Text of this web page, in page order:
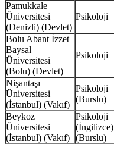
Pamukkale
Üniversitesi
(Denizli) (Devlet)
Psikoloji
Bolu Abant İzzet
Baysal
Üniversitesi
(Bolu) (Devlet)
Psikoloji
Nişantaşı
Üniversitesi
(İstanbul) (Vakıf)
Psikoloji
(Burslu)
Beykoz
Üniversitesi
(İstanbul) (Vakıf)
Psikoloji
(İngilizce)
(Burslu)